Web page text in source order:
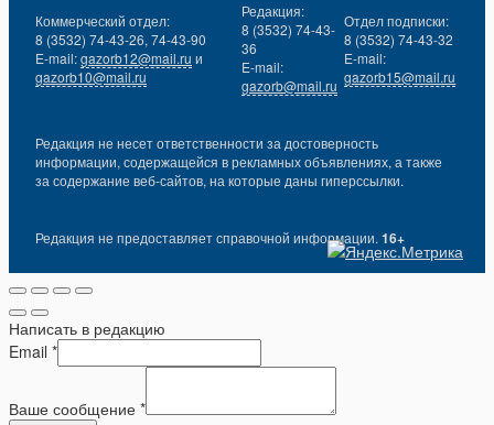
Коммерческий отдел:
8 (3532) 74-43-26, 74-43-90
E-mail:gazorb12@mail.ru и
gazorb10@mail.ru
Редакция:
8 (3532) 74-43-
36
E-mail:
gazorb@mail.ru
Отдел подписки:
8 (3532) 74-43-32
E-mail:
gazorb15@mail.ru
Редакция не несет ответственности за достоверность
информации, содержащейся в рекламных объявлениях, а также
за содержание веб-сайтов, на которые даны гиперссылки.
Редакция не предоставляет справочной информации. 16+
Написать в редакцию
Email *
Ваше сообщение *